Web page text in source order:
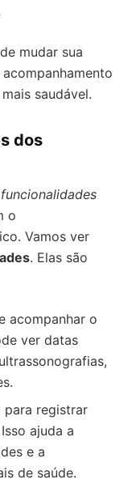
mudar sua
saudável.
dos
funcionalidades
o
Vamos ver
. Elas são
acompanhar o
ver datas
para registrar
ajuda a
e a
de saúde.